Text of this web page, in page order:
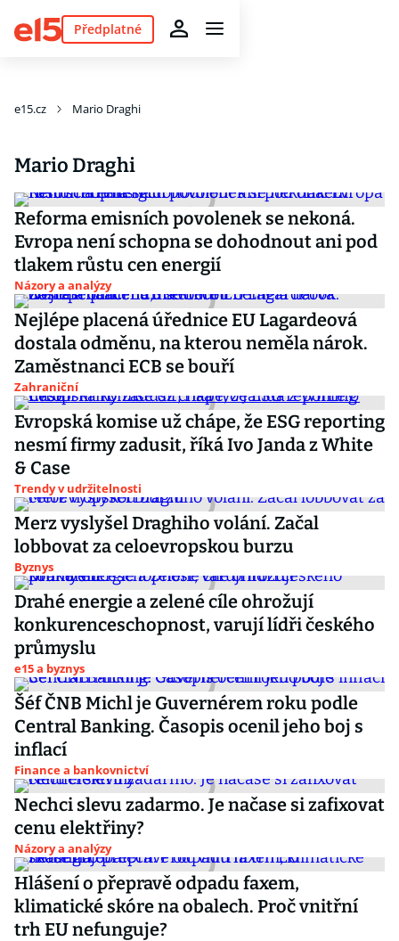
Předplatné
e15.cz Mario Draghi
Mario Draghi
Reforma emisních povolenek se nekoná.
Evropa není schopna se dohodnout ani pod
tlakem růstu cen energií
Názory a analýzy
Nejlépe placená úřednice EU Lagardeová
dostala odměnu, na kterou neměla nárok.
Zaměstnanci ECB se bouří
Zahraniční
Evropská komise už chápe, že ESG reporting
nesmí firmy zadusit, říká Ivo Janda z White
& Case
Trendy v udržitelnosti
Merz vyslyšel Draghiho volání. Začal
lobbovat za celoevropskou burzu
Byznys
Drahé energie a zelené cíle ohrožují
konkurenceschopnost, varují lídři českého
průmyslu
e15 a byznys
Šéf ČNB Michl je Guvernérem roku podle
Central Banking. Časopis ocenil jeho boj s
inflací
Finance a bankovnictví
Nechci slevu zadarmo. Je načase si zafixovat
cenu elektřiny?
Názory a analýzy
Hlášení o přepravě odpadu faxem,
klimatické skóre na obalech. Proč vnitřní
trh EU nefunguje?